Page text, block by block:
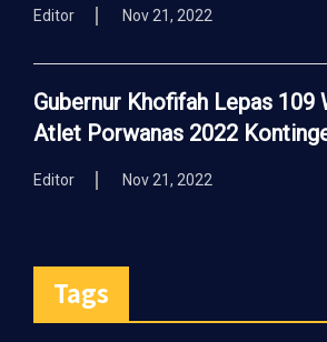
Editor Nov 21, 2022
Gubernur Khofifah Lepas 109
Atlet Porwanas 2022
Editor Nov 21, 2022
Tags